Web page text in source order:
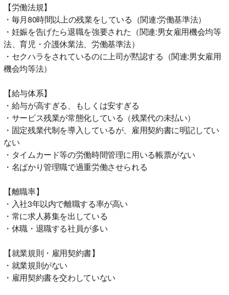
【労働法規】
・毎月80時間以上の残業をしている（関連:労働基準法）
・妊娠を告げたら退職を強要された（関連:男女雇用機会均等
法、育児・介護休業法、労働基準法）
・セクハラをされているのに上司が黙認する（関連:男女雇用
機会均等法）
【給与体系】
・給与が高すぎる、もしくは安すぎる
・サービス残業が常態化している（残業代の未払い）
・固定残業代制を導入しているが、雇用契約書に明記してい
ない
・タイムカード等の労働時間管理に用いる帳票がない
・名ばかり管理職で過重労働させられる
【離職率】
・入社3年以内で離職する率が高い
・常に求人募集を出している
・休職・退職する社員が多い
【就業規則・雇用契約書】
・就業規則がない
・雇用契約書を交わしていない